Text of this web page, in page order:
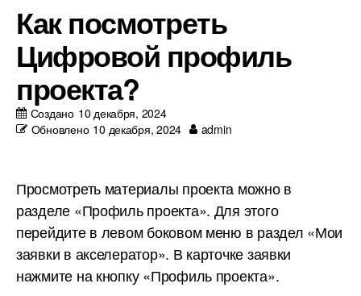
Как посмотреть
Цифровой профиль
проекта?
Создано 10 декабря, 2024
Обновлено 10 декабря, 2024 admin
Просмотреть материалы проекта можно в
разделе «Профиль проекта». Для этого
перейдите в левом боковом меню в раздел «Мои
заявки в акселератор». В карточке заявки
нажмите на кнопку «Профиль проекта».